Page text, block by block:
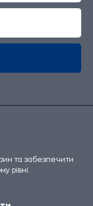
та забезпечити
рівні.